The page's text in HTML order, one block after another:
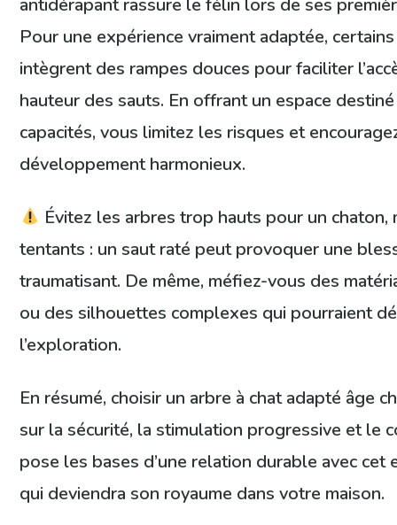
antidérapant rassure le félin lors de ses
Pour une expérience vraiment adaptée,
intègrent des rampes douces pour faciliter
hauteur des sauts. En offrant un espace
capacités, vous limitez les risques et
développement harmonieux.
Évitez les arbres trop hauts pour un chaton,
tentants : un saut raté peut provoquer une
traumatisant. De même, méfiez-vous des
ou des silhouettes complexes qui pourraient
l’exploration.
En résumé, choisir un arbre à chat adapté âge
sur la sécurité, la stimulation progressive et le
pose les bases d’une relation durable avec cet
qui deviendra son royaume dans votre maison.